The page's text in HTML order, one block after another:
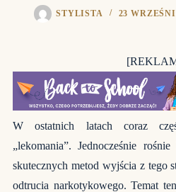
STYLISTA 23
W ostatnich latach coraz
„lekomania”. Jednocześnie
skutecznych metod wyjścia z tego
odtrucia narkotykowego. Temat